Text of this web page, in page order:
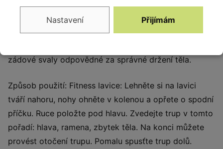
Účinek tréninku:Fitness lavice: Posilování přímých a
šikmých břišních svalů.
zádové svaly odpovědné za správné držení těla.
Způsob použití: Fitness lavice: Lehněte si na lavici
tváří nahoru, nohy ohněte v kolenou a opřete o spodní
příčku. Ruce položte pod hlavu. Zvedejte trup v tomto
pořadí: hlava, ramena, zbytek těla. Na konci můžete
provést otočení trupu. Pomalu spusťte trup dolů.
Nastavení Přijímám